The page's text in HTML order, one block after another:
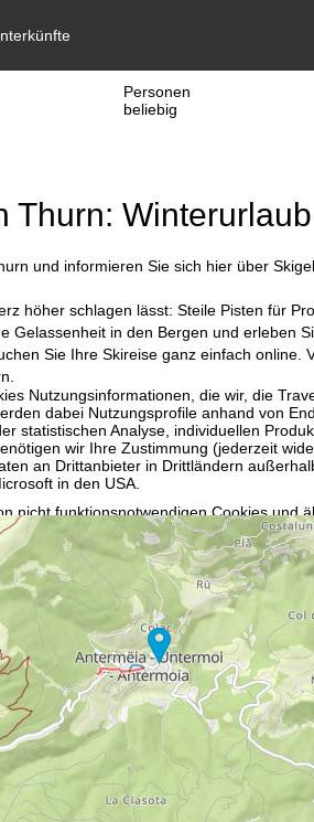
Nutzungsinformationen, die wir, die
dabei Nutzungsprofile anhand von
statistischen Analyse, individuellen
wir Ihre Zustimmung (jederzeit
an Drittanbieter in Drittländern
in den USA.
nicht funktionsnotwendigen Cookies und
und zur Vertragserfüllung
Änderung Ihrer Einstellungen finden
. Informationen zu den
Personen
beliebig
Thurn:
und informieren Sie sich hier über
höher schlagen lässt: Steile Pisten für
Gelassenheit in den Bergen und erleben
Sie Ihre Skireise ganz einfach online.